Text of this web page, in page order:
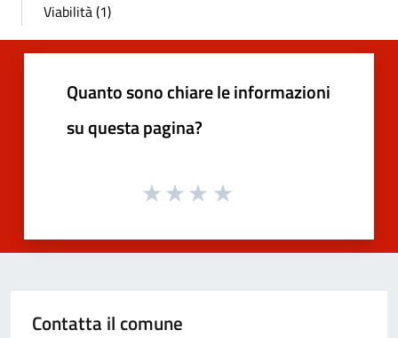
Viabilità (1)
Quanto sono chiare le informazioni
su questa pagina?
Contatta il comune